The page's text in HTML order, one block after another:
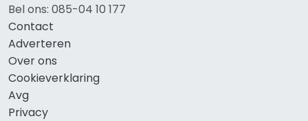
Bel ons: 085-04 10 177
Contact
Adverteren
Over ons
Cookieverklaring
Avg
Privacy